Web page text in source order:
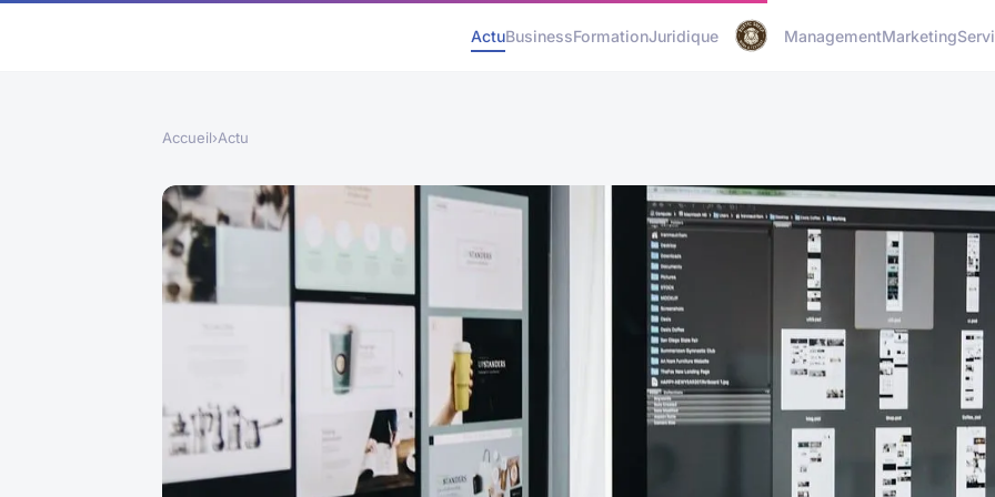
ActuBusinessFormationJuridique ManagementMarketing
Accueil›Actu